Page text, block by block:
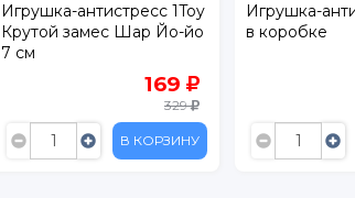
Игрушка-антистресс 1Toy
Крутой замес Шар Йо-йо
7 см
169
329
В КОРЗИНУ
Игрушка-
в коробке